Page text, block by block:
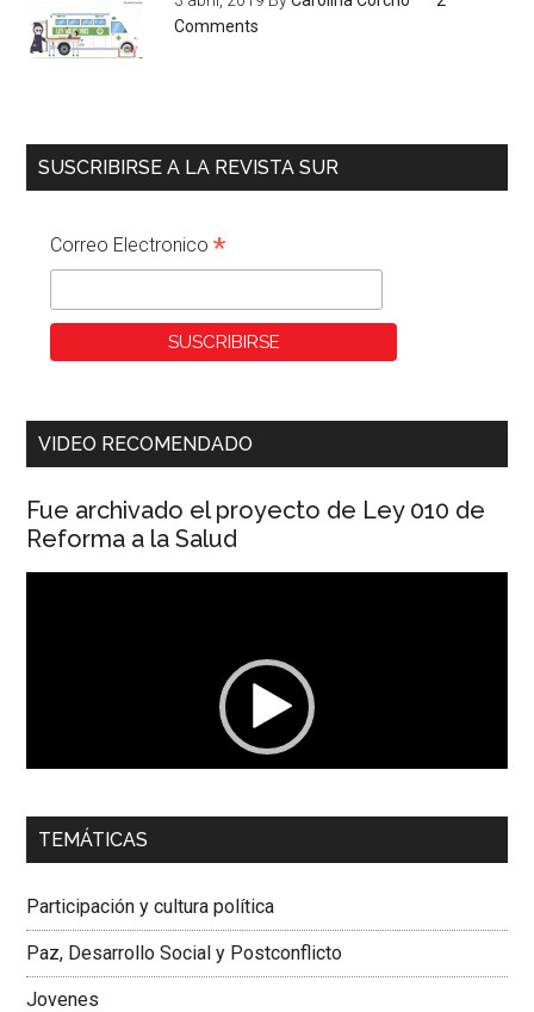
Comments
SUSCRIBIRSE A LA REVISTA SUR
Correo Electronico*
VIDEO RECOMENDADO
Fue archivado el proyecto de Ley 010 de
Reforma a la Salud
00:00 01:04
Dra. Carolina Corcho Mejía,Presidenta Corporación
Colombiana
TEMÁTICAS
Participación y cultura política
Paz, Desarrollo Social y Postconflicto
Jovenes